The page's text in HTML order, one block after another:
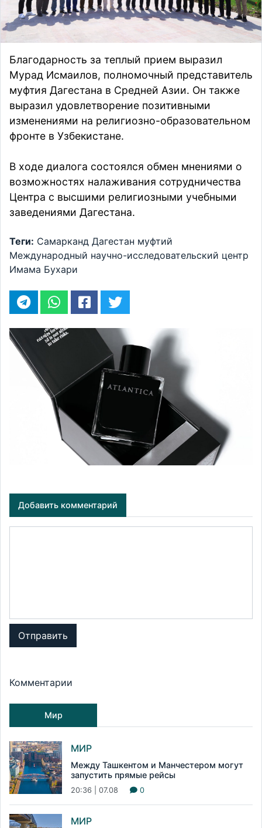
Благодарность за теплый прием выразил
Мурад Исмаилов, полномочный представитель
муфтия Дагестана в Средней Азии. Он также
выразил удовлетворение позитивными
изменениями на религиозно-образовательном
фронте в Узбекистане.
В ходе диалога состоялся обмен мнениями о
возможностях налаживания сотрудничества
Центра с высшими религиозными учебными
заведениями Дагестана.
Теги: Самарканд Дагестан муфтий
Международный научно-исследовательский центр
Имама Бухари
Добавить комментарий
Отправить
Комментарии
Мир
МИР
Между Ташкентом и Манчестером могут
запустить прямые рейсы
20:36 | 07.08 0
МИР